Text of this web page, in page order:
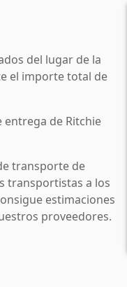
del lugar de la
el importe total de
entrega de Ritchie
transporte de
transportistas a los
estimaciones
proveedores.